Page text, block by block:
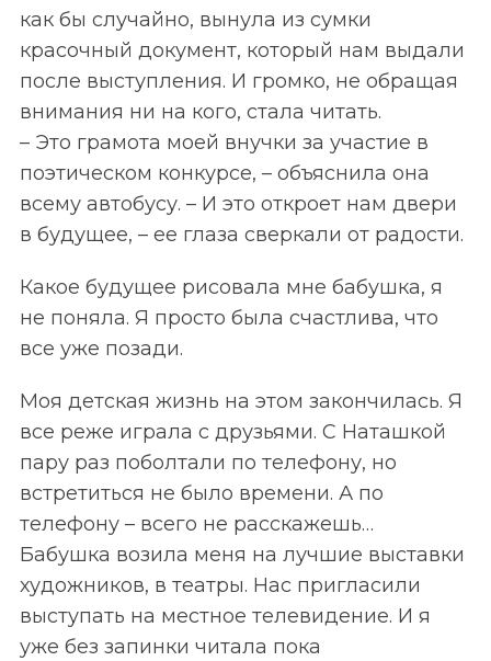
как бы случайно, вынула из сумки
красочный документ, который нам выдали
после выступления. И громко, не обращая
внимания ни на кого, стала читать.
– Это грамота моей внучки за участие в
поэтическом конкурсе, – объяснила она
всему автобусу. – И это откроет нам двери
в будущее, – ее глаза сверкали от радости.
Какое будущее рисовала мне бабушка, я
не поняла. Я просто была счастлива, что
все уже позади.
Моя детская жизнь на этом закончилась. Я
все реже играла с друзьями. С Наташкой
пару раз поболтали по телефону, но
встретиться не было времени. А по
телефону – всего не расскажешь…
Бабушка возила меня на лучшие выставки
художников, в театры. Нас пригласили
выступать на местное телевидение. И я
уже без запинки читала пока